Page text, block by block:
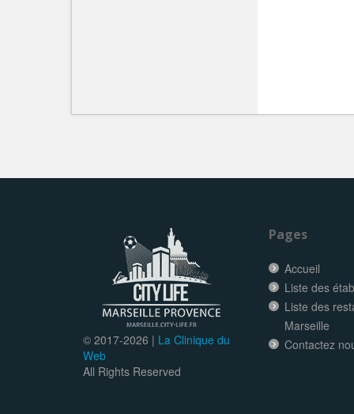
© 2017-2026 | La Clinique du
Web
All Rights Reserved
Pages
Accueil
Liste des
Liste des
Marseille
Contactez